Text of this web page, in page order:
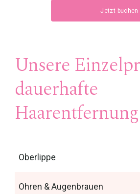
Jetzt buchen
Unsere
dauerhafte
Haarentfernung
Oberlippe
Ohren & Augenbrauen